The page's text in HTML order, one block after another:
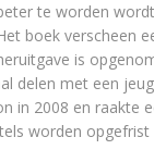
te worden
boek verscheen
is
delen met een
in 2008 en raakte
worden